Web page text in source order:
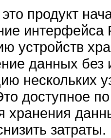
продукт
интерфейса
устройств
данных без
нескольких
доступное
затраты.